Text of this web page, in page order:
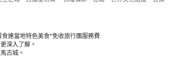
連當地特色美食*免收旅行團服務費
深入了解。
古城。